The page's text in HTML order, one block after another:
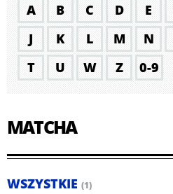
A B C D E
J
K L M N
T
U W Z 0-9
MATCHA
WSZYSTKIE (1)